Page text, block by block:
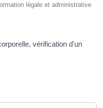
légale et administrative
vérification d'un